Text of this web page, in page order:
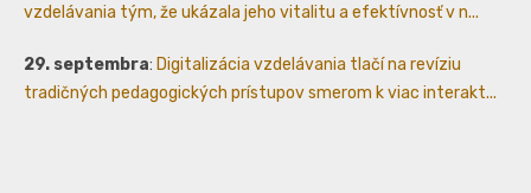
vzdelávania tým, že ukázala jeho vitalitu a efektívnosť v n...
29. septembra: Digitalizácia vzdelávania tlačí na revíziu
tradičných pedagogických prístupov smerom k viac interakt...